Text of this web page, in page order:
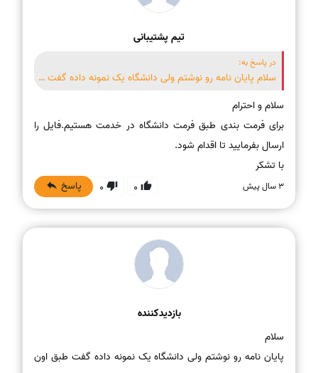
تیم پشتیبانی
در پاسخ به:
سلام پایان نامه رو نوشتم ولی دانشگاه یک نمونه داده گفت طبق اون باید باشه انجام میدهید؟
برای فرمت بندی طبق فرمت دانشگاه در خدمت هستیم.فایل را
با تشکر
3 سال پیش 0
0 پاسخ
بازدیدکننده
پایان نامه رو نوشتم ولی دانشگاه یک نمونه داده گفت طبق اون